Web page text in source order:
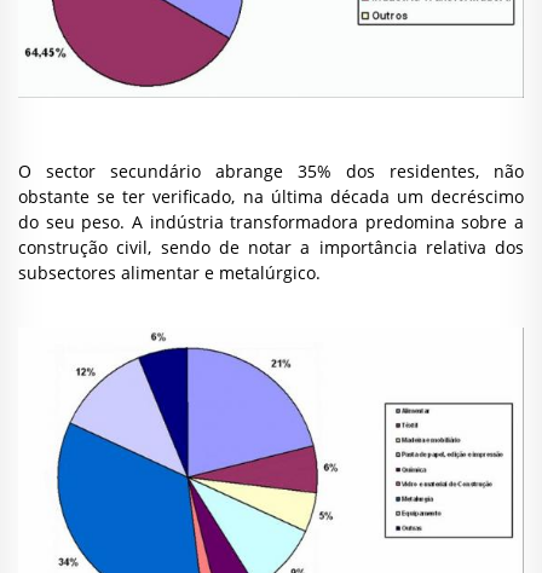
O sector secundário abrange 35% dos residentes, não
obstante se ter verificado, na última década um decréscimo
do seu peso. A indústria transformadora predomina sobre a
construção civil, sendo de notar a importância relativa dos
subsectores alimentar e metalúrgico.